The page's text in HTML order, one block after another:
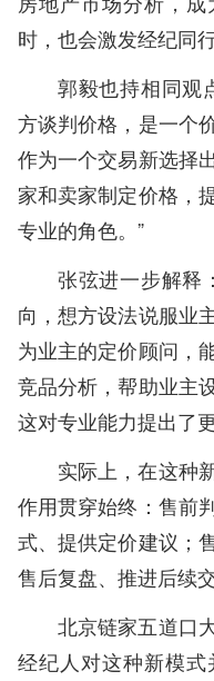
时，也会激发经纪同
郭毅也持相同观
方谈判价格，是一个
作为一个交易新选择
家和卖家制定价格，
专业的角色。”
张弦进一步解释
向，想方设法说服业
为业主的定价顾问，
竞品分析，帮助业主
这对专业能力提出了
实际上，在这种
作用贯穿始终：售前
式、提供定价建议；
售后复盘、推进后续交
北京链家五道口
经纪人对这种新模